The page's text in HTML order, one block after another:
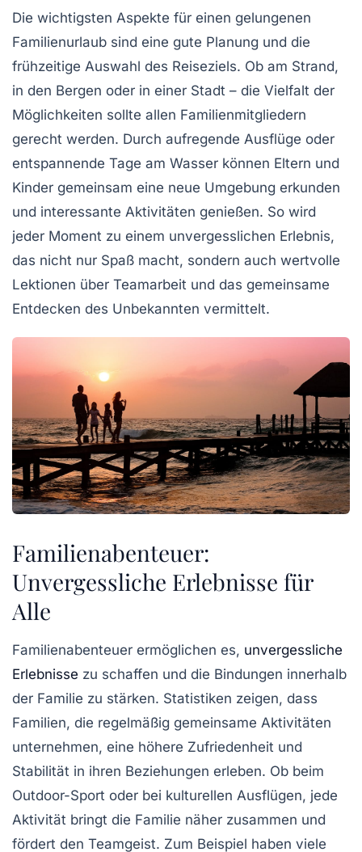
Die wichtigsten Aspekte für einen gelungenen
Familienurlaub sind eine gute Planung und die
frühzeitige Auswahl des Reiseziels. Ob am Strand,
in den Bergen oder in einer Stadt – die Vielfalt der
Möglichkeiten sollte allen Familienmitgliedern
gerecht werden. Durch aufregende Ausflüge oder
entspannende Tage am Wasser können Eltern und
Kinder gemeinsam eine neue Umgebung erkunden
und interessante Aktivitäten genießen. So wird
jeder Moment zu einem unvergesslichen Erlebnis,
das nicht nur Spaß macht, sondern auch wertvolle
Lektionen über Teamarbeit und das gemeinsame
Entdecken des Unbekannten vermittelt.
Familienabenteuer:
Unvergessliche Erlebnisse für
Alle
Familienabenteuer ermöglichen es, unvergessliche
Erlebnisse zu schaffen und die Bindungen innerhalb
der Familie zu stärken. Statistiken zeigen, dass
Familien, die regelmäßig gemeinsame Aktivitäten
unternehmen, eine höhere Zufriedenheit und
Stabilität in ihren Beziehungen erleben. Ob beim
Outdoor-Sport oder bei kulturellen Ausflügen, jede
Aktivität bringt die Familie näher zusammen und
fördert den Teamgeist. Zum Beispiel haben viele